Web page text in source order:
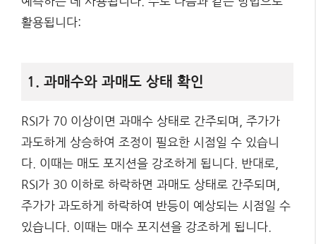
활용됩니다:
1. 과매수와 과매도 상태 확인
RSI가 70 이상이면 과매수 상태로 간주되며, 주가가
과도하게 상승하여 조정이 필요한 시점일 수 있습니
다. 이때는 매도 포지션을 강조하게 됩니다. 반대로,
RSI가 30 이하로 하락하면 과매도 상태로 간주되며,
주가가 과도하게 하락하여 반등이 예상되는 시점일 수
있습니다. 이때는 매수 포지션을 강조하게 됩니다.